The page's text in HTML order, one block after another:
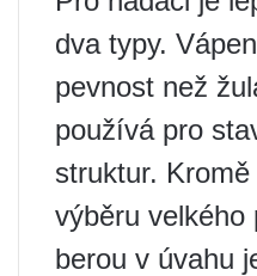
dva typy.
pevnost než
používá pro
struktur.
výběru velkého
berou v úvahu